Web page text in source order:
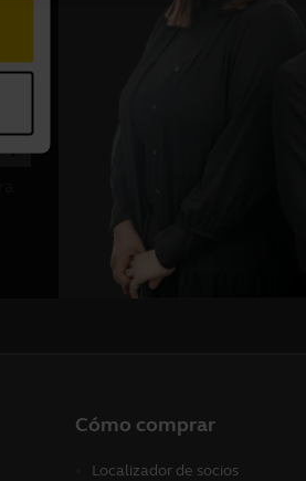
Cómo comprar
Localizador de socios